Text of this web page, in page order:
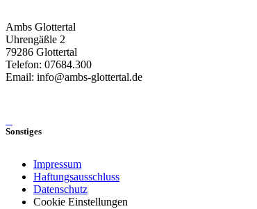
Ambs Glottertal
Uhrengäßle 2
79286 Glottertal
Telefon: 07684.300
Email: info@ambs-glottertal.de
Sonstiges
Impressum
Haftungsausschluss
Datenschutz
Cookie Einstellungen